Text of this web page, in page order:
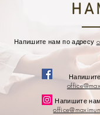
Напишите нам по адресу
Напишите